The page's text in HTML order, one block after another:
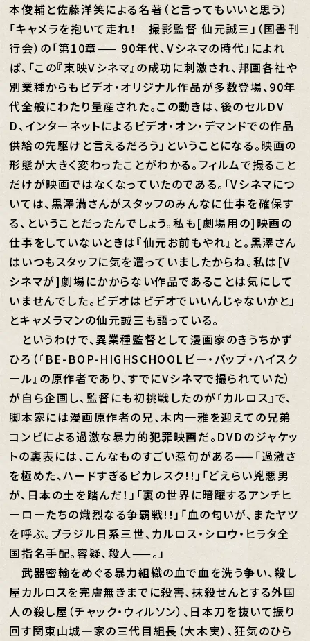
本俊輔と佐藤洋笑による名著（と言ってもいいと思う）
「キャメラを抱いて走れ！ 撮影監督 仙元誠三」（国書刊
行会）の「第10章—— 90年代、Vシネマの時代」によれ
ば、「この『東映Vシネマ』の成功に刺激され、邦画各社や
別業種からもビデオ・オリジナル作品が多数登場、90年
代全般にわたり量産された。この動きは、後のセルDV
D、インターネットによるビデオ・オン・デマンドでの作品
供給の先駆けと言えるだろう」ということになる。映画の
形態が大きく変わったことがわかる。フィルムで撮ること
だけが映画ではなくなっていたのである。「Vシネマにつ
いては、黒澤満さんがスタッフのみんなに仕事を確保す
る、ということだったんでしょう。私も[劇場用の]映画の
仕事をしていないときは『仙元お前もやれ』と。黒澤さん
はいつもスタッフに気を遣っていましたからね。私は[V
シネマが]劇場にかからない作品であることは気にして
いませんでした。ビデオはビデオでいいんじゃないかと」
とキャメラマンの仙元誠三も語っている。
というわけで、異業種監督として漫画家のきうちかず
ひろ（『BE-BOP-HIGHSCHOOLビー・バップ・ハイスク
ール』の原作者であり、すでにVシネマで撮られていた）
が自ら企画し、監督にも初挑戦したのが『カルロス』で、
脚本家には漫画原作者の兄、木内一雅を迎えての兄弟
コンビによる過激な暴力的犯罪映画だ。DVDのジャケッ
トの裏表には、こんなものすごい惹句がある——「過激さ
を極めた、ハードすぎるピカレスク!!」「どえらい兇悪男
が、日本の土を踏んだ！」「裏の世界に暗躍するアンチヒ
ーローたちの熾烈なる争覇戦!!」「血の匂いが、またヤツ
を呼ぶ。ブラジル日系三世、カルロス・シロウ・ヒラタ全
国指名手配。容疑、殺人——。」
武器密輸をめぐる暴力組織の血で血を洗う争い、殺し
屋カルロスを完膚無きまでに殺害、抹殺せんとする外国
人の殺し屋（チャック・ウィルソン）、日本刀を抜いて振り
回す関東山城一家の三代目組長（大木実）、狂気のひら